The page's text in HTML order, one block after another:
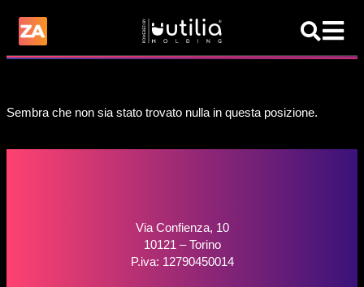
Sembra che non sia stato trovato nulla in questa posizione.
Via Confienza, 10
10121 – Torino
P.iva: 12790450014